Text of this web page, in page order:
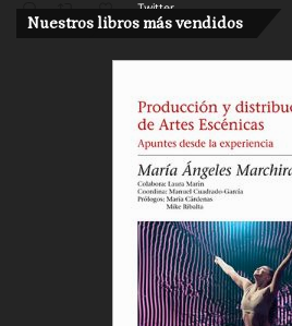
Twitter
Cargar más
Nuestros libros más vendidos